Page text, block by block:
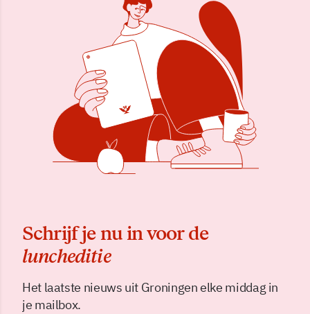
Schrijf je nu in voor de
luncheditie
Het laatste nieuws uit Groningen elke middag in
je mailbox.